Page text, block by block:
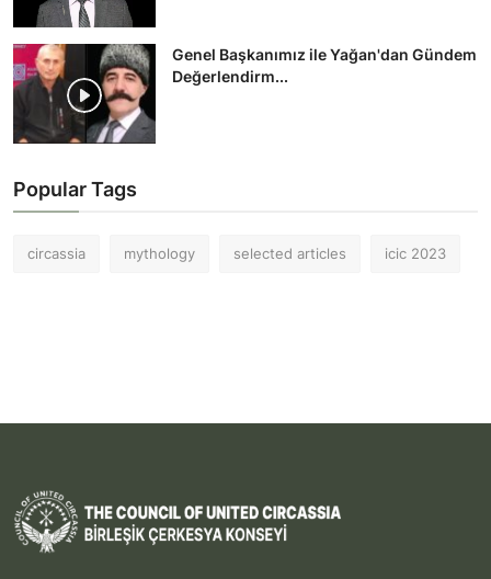
Genel Başkanımız ile Yağan'dan Gündem
Değerlendirm...
Popular Tags
circassia mythology selected articles icic 2023